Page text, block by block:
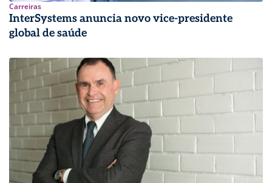
Carreiras
InterSystems anuncia novo vice-presidente
global de saúde